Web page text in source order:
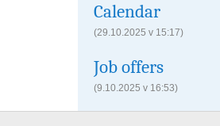
Calendar
(29.10.2025 v 15:17)
Job offers
(9.10.2025 v 16:53)